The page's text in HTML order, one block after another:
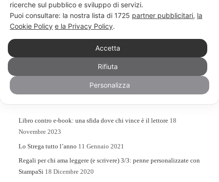
Search
Libro contro e-book: una sfida dove chi vince è il lettore 18
Novembre 2023
Lo Strega tutto l’anno 11 Gennaio 2021
Regali per chi ama leggere (e scrivere) 3/3: penne personalizzate con
StampaSi 18 Dicembre 2020
ricerche sul pubblico e sviluppo di servizi.
Puoi consultare: la nostra lista di 1725 partner pubblicitari, la
Cookie Policy e la Privacy Policy.
Accetta
Rifiuta
Personalizza